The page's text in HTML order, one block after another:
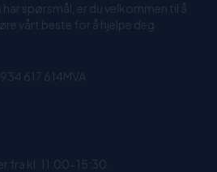
har spørsmål, er du velkommen til å
vårt beste for å hjelpe deg
617 614MVA
fra kl. 11:00-15:30.